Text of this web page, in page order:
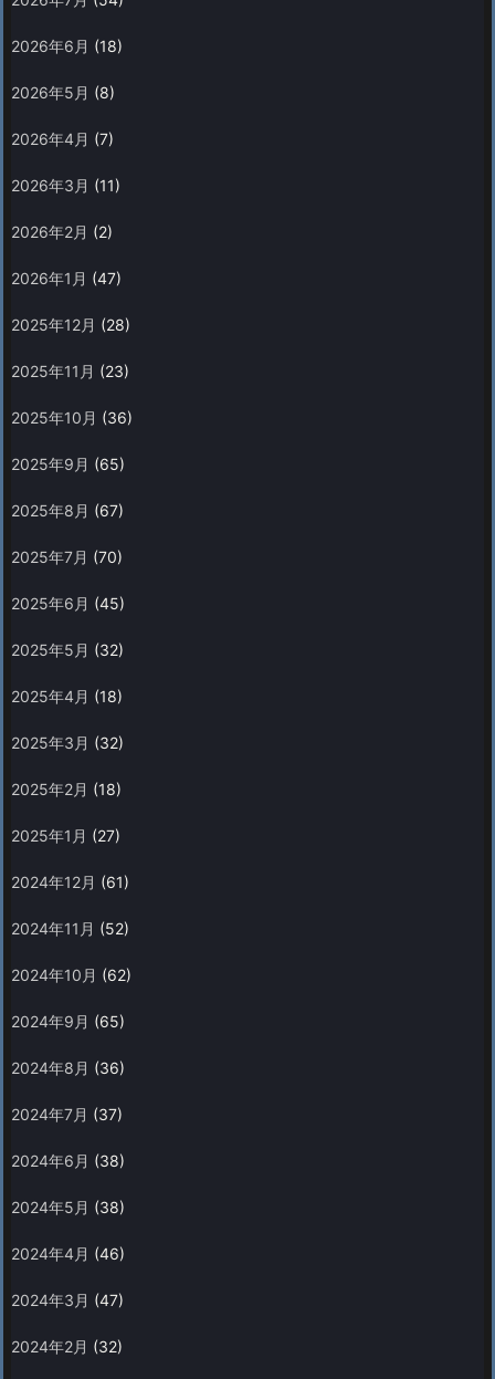
2026年6月 (18)
2026年5月 (8)
2026年4月 (7)
2026年3月 (11)
2026年2月 (2)
2026年1月 (47)
2025年12月 (28)
2025年11月 (23)
2025年10月 (36)
2025年9月 (65)
2025年8月 (67)
2025年7月 (70)
2025年6月 (45)
2025年5月 (32)
2025年4月 (18)
2025年3月 (32)
2025年2月 (18)
2025年1月 (27)
2024年12月 (61)
2024年11月 (52)
2024年10月 (62)
2024年9月 (65)
2024年8月 (36)
2024年7月 (37)
2024年6月 (38)
2024年5月 (38)
2024年4月 (46)
2024年3月 (47)
2024年2月 (32)